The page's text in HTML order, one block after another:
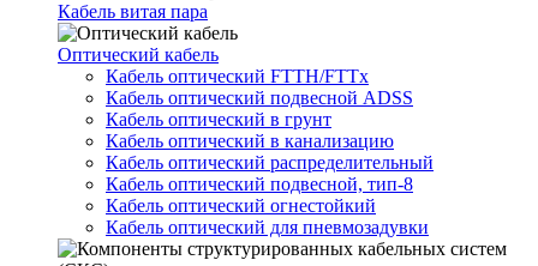
Кабель витая пара
Оптический кабель
Кабель оптический FTTH/FTTx
Кабель оптический подвесной ADSS
Кабель оптический в грунт
Кабель оптический в канализацию
Кабель оптический распределительный
Кабель оптический подвесной, тип-8
Кабель оптический огнестойкий
Кабель оптический для пневмозадувки